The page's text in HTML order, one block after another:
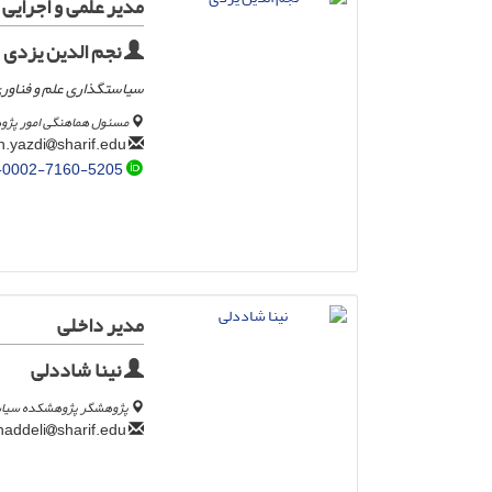
نجم الدین یزدی
سیاستگذاری علم و
مسئول هماهنگی امور
sharif.edu
7160-5205
مدیر داخلی
نینا شاددلی
پژوهشگر پژوهشکده
sharif.edu